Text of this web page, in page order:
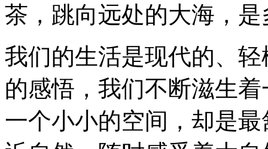
茶，跳向远处的大海，
我们的生活是现代的、
的感悟，我们不断滋生
一个小小的空间，却是